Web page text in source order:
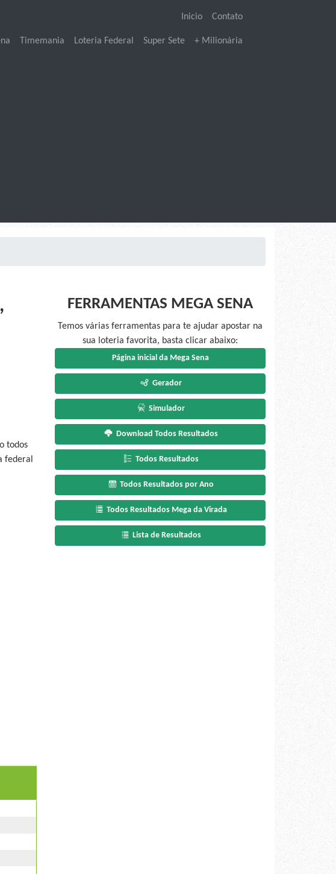
Inicio Contato
Timemania Loteria Federal Super Sete + Milionária
todos
federal
FERRAMENTAS MEGA SENA
Temos várias ferramentas para te ajudar apostar na
sua loteria favorita, basta clicar abaixo:
Página inicial da Mega Sena
Gerador
Simulador
Download Todos Resultados
Todos Resultados
Todos Resultados por Ano
Todos Resultados Mega da Virada
Lista de Resultados